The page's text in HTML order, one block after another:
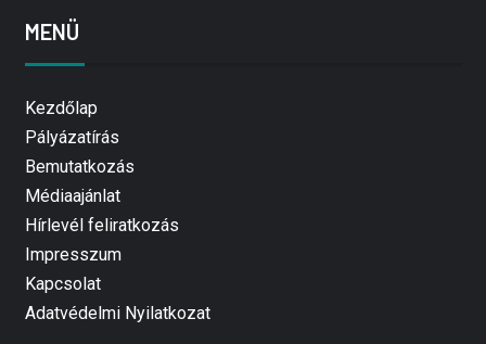
MENÜ
Kezdőlap
Pályázatírás
Bemutatkozás
Médiaajánlat
Hírlevél feliratkozás
Impresszum
Kapcsolat
Adatvédelmi Nyilatkozat